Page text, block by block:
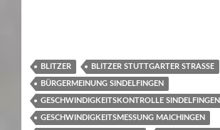
BLITZER BLITZER STUTTGARTER STRASSE
BÜRGERMEINUNG SINDELFINGEN
GESCHWINDIGKEITSKONTROLLE SINDELFINGEN
GESCHWINDIGKEITSMESSUNG MAICHINGEN